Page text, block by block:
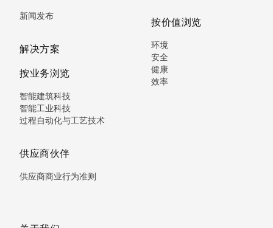
新闻发布
解决方案
按业务浏览
智能建筑科技
智能工业科技
过程自动化与工艺技术
供应商伙伴
供应商商业行为准则
按价值浏览
环境
安全
健康
效率